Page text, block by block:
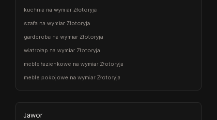
kuchnia na wymiar Złotoryja
szafa na wymiar Złotoryja
garderoba na wymiar Złotoryja
wiatrołap na wymiar Złotoryja
meble łazienkowe na wymiar Złotoryja
meble pokojowe na wymiar Złotoryja
Jawor